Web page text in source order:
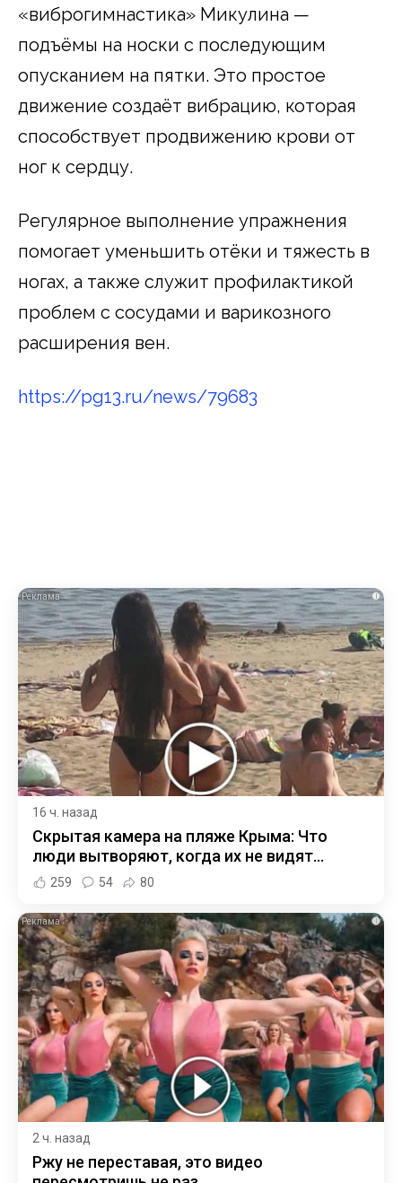
«виброгимнастика» Микулина —
подъёмы на носки с последующим
опусканием на пятки. Это простое
движение создаёт вибрацию, которая
способствует продвижению крови от
ног к сердцу.
Регулярное выполнение упражнения
помогает уменьшить отёки и тяжесть в
ногах, а также служит профилактикой
проблем с сосудами и варикозного
расширения вен.
https://pg13.ru/news/79683
i
16 ч. назад
Скрытая камера на пляже Крыма: Что
люди вытворяют, когда их не видят...
259 54 80
i
2 ч. назад
Ржу не переставая, это видео